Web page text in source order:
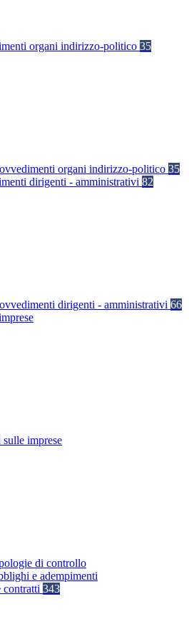
organi indirizzo-politico 35
organi indirizzo-politico 35
dirigenti - amministrativi 82
dirigenti - amministrativi 66
imprese
di controllo
e adempimenti
contratti 343